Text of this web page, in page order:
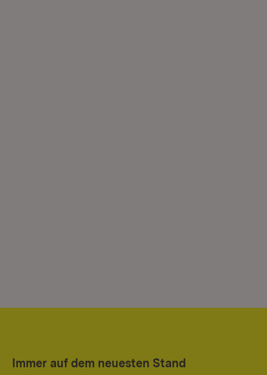
Immer auf dem neuesten Stand